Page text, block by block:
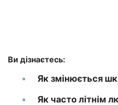
Ви дізнаєтесь:
Як змінюється
Як часто літнім